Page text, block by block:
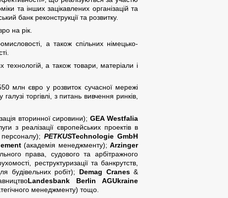
та інших зацікавлених організацій та
банк реконструкції та розвитку.
на рік.
а також спільних німецько-
а також товари, матеріали і
млн євро у розвиток сучасної мережі
торгівлі, з питань вивчення ринків,
вторинної сировини); GEA Westfalia
з реалізації європейських проектів в
PETKUSTechnologie GmbH
(академія менеджменту);Arzinger
права, судового та арбітражного
реструктуризації та банкрутств,
будівельних робіт); Demag Cranes&
Landesbank Berlin AGUkraine
менеджменту) тощо.